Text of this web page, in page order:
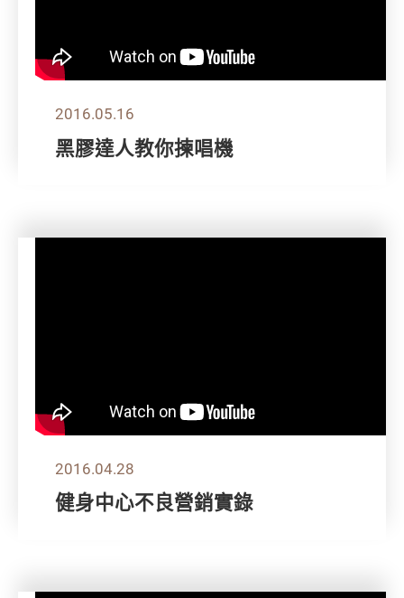
2016.05.16
黑膠達人教你揀唱機
2016.04.28
健身中心不良營銷實錄